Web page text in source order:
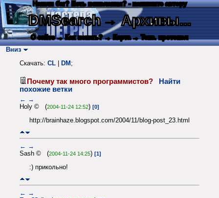
Нашли баг? Есть пожелания? - напишите автору
DMSearch→ Архивы...
О сайте → Как искать? → Карта → Текс. протокол
Вниз
Скачать: CL DM ;
Почему так много программистов?
Найти
похожие ветки
← →
Holy © (2004-11-24 12:52) [0]
http://brainhaze.blogspot.com/2004/11/blog-post_23.html
← →
Sash © (2004-11-24 14:25) [1]
:) прикольно!
← →